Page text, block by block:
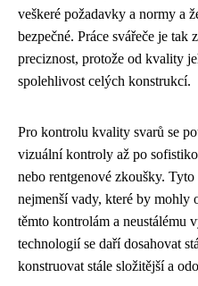
veškeré požadavky a normy a
bezpečné. Práce svářeče je tak
preciznost, protože od kvality
spolehlivost celých konstrukcí.
Pro kontrolu kvality svarů se
vizuální kontroly až po
nebo rentgenové zkoušky.
nejmenší vady, které by
těmto kontrolám a neustálému
technologií se daří dosahovat
konstruovat stále složitější a